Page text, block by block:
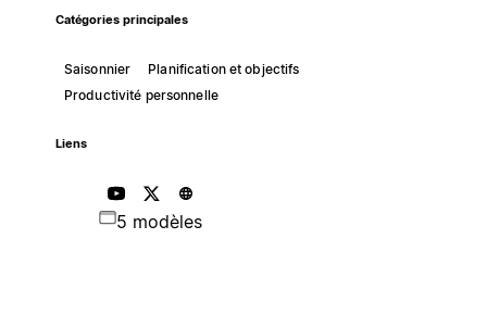
Catégories principales
Saisonnier
Planification et objectifs
Productivité personnelle
Liens
5 modèles